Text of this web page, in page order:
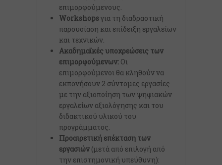
επιμορφούμενους.
Workshopsγια τη διαδραστική
παρουσίαση και επίδειξη εργαλείων
και τεχνικών.
Ακαδημαϊκές υποχρεώσεις των
επιμορφούμενων: Οι
επιμορφούμενοι θα κληθούν να
εκπονήσουν 2 σύντομες εργασίες
με την αξιοποίηση των ψηφιακών
εργαλείων αξιολόγησης και του
διδακτικού υλικού του
προγράμματος.
Προαιρετική επέκταση των
εργασιών(μετά από επιλογή από
την επιστημονική υπεύθυνη):